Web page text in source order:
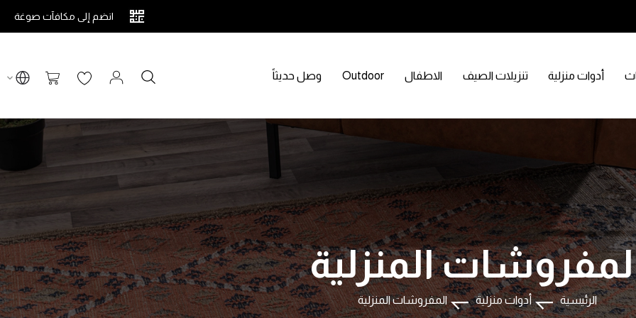
انضم إلى مكافآت صوغة
سلة التسوق بحث أدوات منزلية تنزيلات الصيف الاطفال Outdoor وصل حديثاً
الرئيسية أدوات منزلية المفروشات المنزلية
المنزلية